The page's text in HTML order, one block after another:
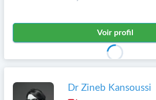
Voir profil
Dr Zineb Kansoussi